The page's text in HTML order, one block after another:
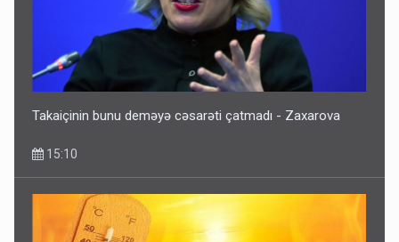
Takaiçinin bunu deməyə cəsarəti çatmadı - Zaxarova
15:10